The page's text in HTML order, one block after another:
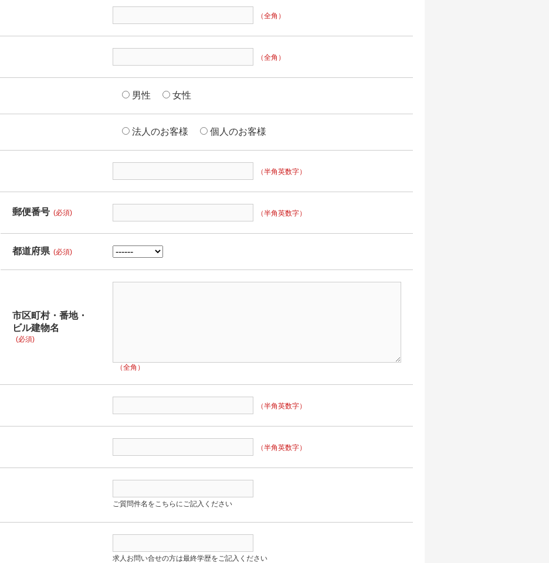
（全角）
（全角）
男性 女性
法人のお客様 個人のお客様
（半角英数字）
郵便番号 (必須) （半角英数字）
都道府県 (必須)
市区町村・番地・
ビル建物名
(必須)
（全角）
（半角英数字）
（半角英数字）
ご質問件名をこちらにご記入ください
求人お問い合せの方は最終学歴をご記入ください